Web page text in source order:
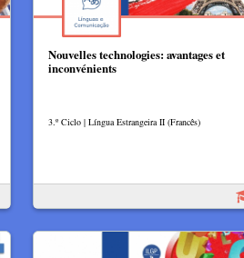
Nouvelles technologies: avantages et
inconvénients
3.º Ciclo | Língua Estrangeira II (Francês)